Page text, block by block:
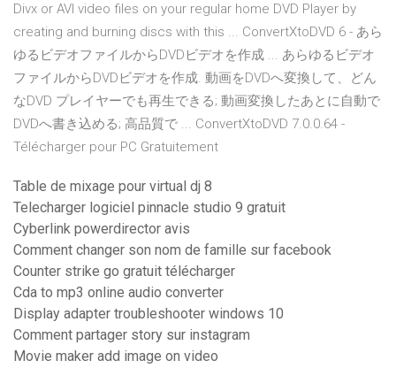
Divx or AVI video files on your regular home DVD Player by
creating and burning discs with this ... ConvertXtoDVD 6 - あら
ゆるビデオファイルからDVDビデオを作成 ... あらゆるビデオ
ファイルからDVDビデオを作成. 動画をDVDへ変換して、どん
なDVD プレイヤーでも再生できる; 動画変換したあとに自動で
DVDへ書き込める; 高品質で ... ConvertXtoDVD 7.0.0.64 -
Télécharger pour PC Gratuitement
Table de mixage pour virtual dj 8
Telecharger logiciel pinnacle studio 9 gratuit
Cyberlink powerdirector avis
Comment changer son nom de famille sur facebook
Counter strike go gratuit télécharger
Cda to mp3 online audio converter
Display adapter troubleshooter windows 10
Comment partager story sur instagram
Movie maker add image on video